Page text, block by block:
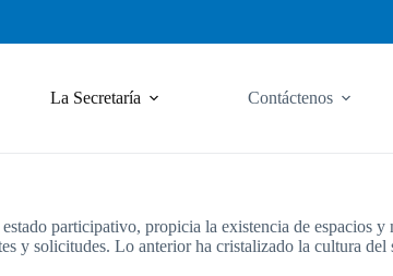
La Secretaría Contáctenos
participativo, propicia la existencia de espacios
y solicitudes. Lo anterior ha cristalizado la cultura